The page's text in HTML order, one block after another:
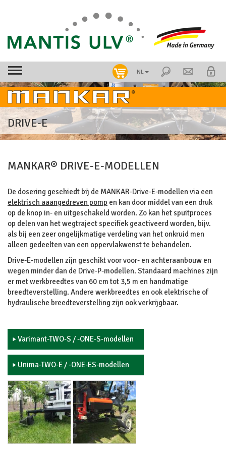
NL
DRIVE-E
MANKAR® DRIVE-E-MODELLEN
De dosering geschiedt bij de MANKAR-Drive-E-modellen via een
elektrisch aaangedreven pomp en kan door middel van een druk
op de knop in- en uitgeschakeld worden. Zo kan het spuitproces
op delen van het wegtraject specifiek geactiveerd worden, bijv.
als bij een zeer ongelijkmatige verdeling van het onkruid men
alleen gedeelten van een oppervlakwenst te behandelen.
Drive-E-modellen zijn geschikt voor voor- en achteraanbouw en
wegen minder dan de Drive-P-modellen. Standaard machines zijn
er met werkbreedtes van 60 cm tot 3,5 m en handmatige
breedteverstelling. Andere werkbreedtes en ook elektrische of
hydraulische breedteverstelling zijn ook verkrijgbaar.
Varimant-TWO-S / -ONE-S-modellen
Unima-TWO-E / -ONE-ES-modellen